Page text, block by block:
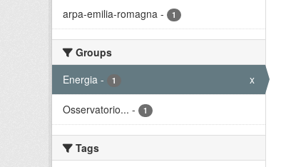
arpa-emilia-romagna - 1
Groups
Energia - 1 x
Osservatorio... - 1
Tags